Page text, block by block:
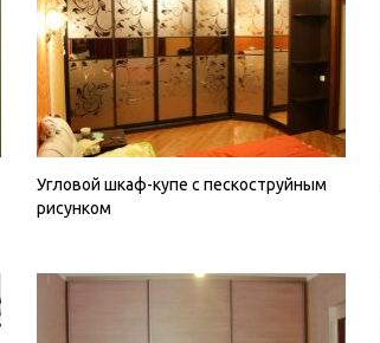
Угловой шкаф-купе с пескоструйным
рисунком